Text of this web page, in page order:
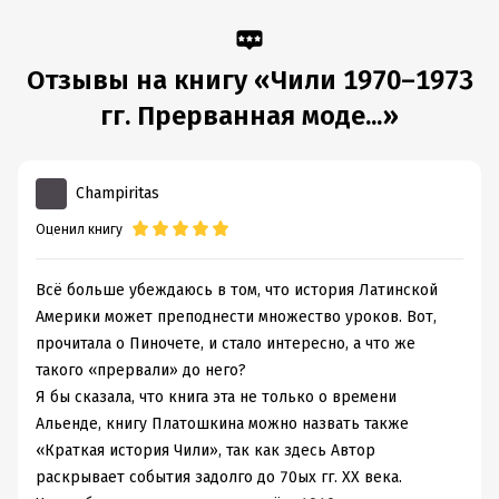
господствующей на сегодняшний день теории)
экономической стагнацией на несколько десятилетий.
Дата написания:
Объем:
1033653
Год издания:2011
ISBN (EAN): 9785912440397
Время на чтение: 15ч.
Отзывы на книгу «Чили 1970–1973
гг. Прерванная моде...»
Champiritas
Оценил книгу
Всё больше убеждаюсь в том, что история Латинской
Америки может преподнести множество уроков. Вот,
прочитала о Пиночете, и стало интересно, а что же
такого «прервали» до него?
Я бы сказала, что книга эта не только о времени
Альенде, книгу Платошкина можно назвать также
«Краткая история Чили», так как здесь Автор
раскрывает события задолго до 70ых гг. XX века.